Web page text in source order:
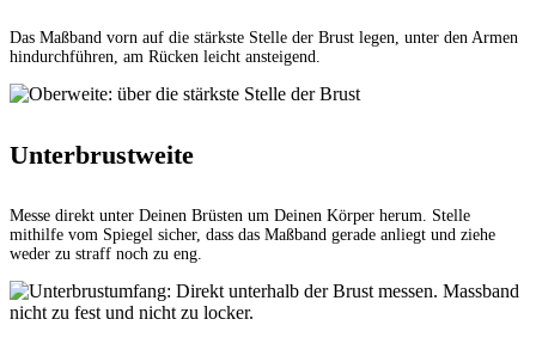
Das Maßband vorn auf die stärkste Stelle der Brust legen, unter den Armen
hindurchführen, am Rücken leicht ansteigend.
Unterbrustweite
Messe direkt unter Deinen Brüsten um Deinen Körper herum. Stelle
mithilfe vom Spiegel sicher, dass das Maßband gerade anliegt und ziehe
weder zu straff noch zu eng.